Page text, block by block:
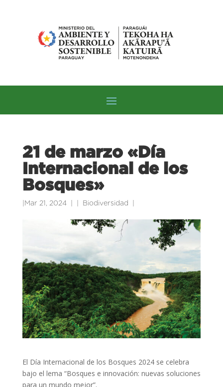
21 de marzo «Día
Internacional de los
Bosques»
Mar 21, 2024 Biodiversidad
El Día Internacional de los Bosques 2024 se celebra
bajo el lema “Bosques e innovación: nuevas soluciones
para un mundo mejor”.